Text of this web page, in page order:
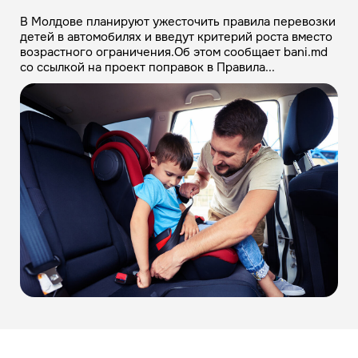
В Молдове планируют ужесточить правила перевозки
детей в автомобилях и введут критерий роста вместо
возрастного ограничения.Об этом сообщает bani.md
со ссылкой на проект поправок в Правила...